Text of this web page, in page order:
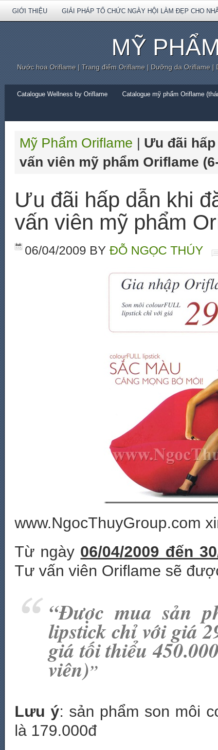
GIỚI THIỆU GIẢI PHÁP TỔ CHỨC NGÀY HỘI LÀM ĐẸP CHO
MỸ
Nước hoa Oriflame | Trang điểm Oriflame | Dưỡng da Oriflame
Catalogue Wellness by Oriflame Catalogue mỹ phẩm Oriflame
Mỹ Phẩm Oriflame | Ưu đãi
vấn viên mỹ phẩm Oriflame
Ưu đãi hấp dẫn khi
vấn viên mỹ phẩm
06/04/2009 BY ĐỖ NGỌC THÚY
www.NgocThuyGroup.com
Từ ngày 06/04/2009 đến
Tư vấn viên Oriflame sẽ
“Được mua sản
lipstick chỉ với giá
giá tối thiểu
viên)”
Lưu ý: sản phẩm son môi
là 179.000đ